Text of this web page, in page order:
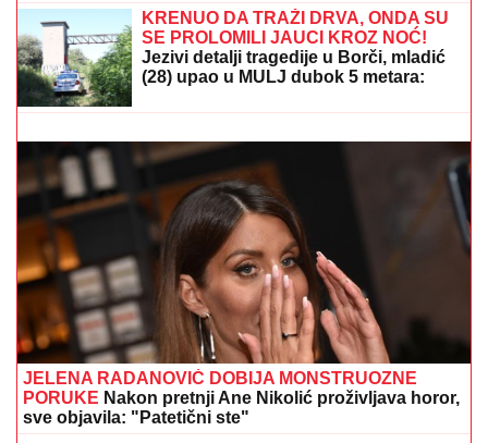
skandalu su svi brujali
"KAD SVI BEŽE OD VATRE, ONI IDU KANjOJ" MUP
objavio fotografije vatrogasaca iz Deliblatske peščare
KRENUO DA TRAŽI DRVA, ONDA SU
SE PROLOMILI JAUCI KROZ NOĆ!
Jezivi detalji tragedije u Borči, mladić
(28) upao u MULJ dubok 5 metara:
"Jadno dete, da tako strada..." (FOTO,